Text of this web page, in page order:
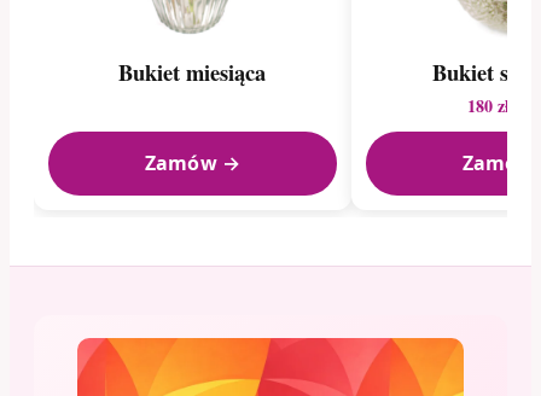
Bukiet miesiąca
Zamów →
Bukiet
180 zł